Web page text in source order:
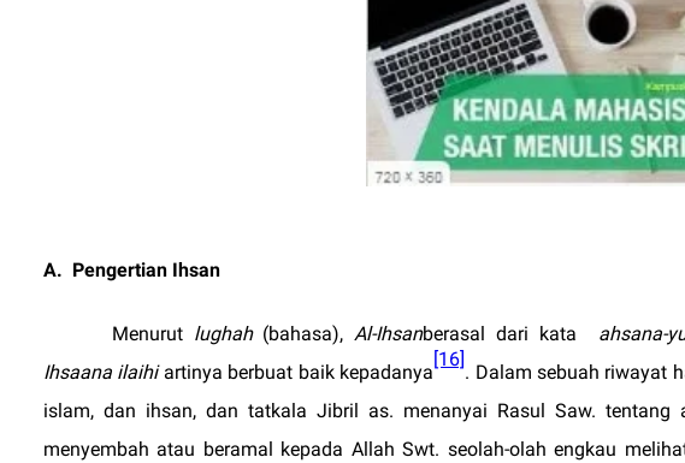
A. Pengertian Ihsan
Menurut lughah(bahasa),Al-Ihsanberasal dari kata ahsana-
Ihsaana ilaihi artinya berbuat baik kepadanya
[16]
. Dalam sebuah riwayat
islam, dan ihsan, dan tatkala Jibril as. menanyai Rasul Saw.
menyembah atau beramal kepada Allah Swt. seolah-olah engkau